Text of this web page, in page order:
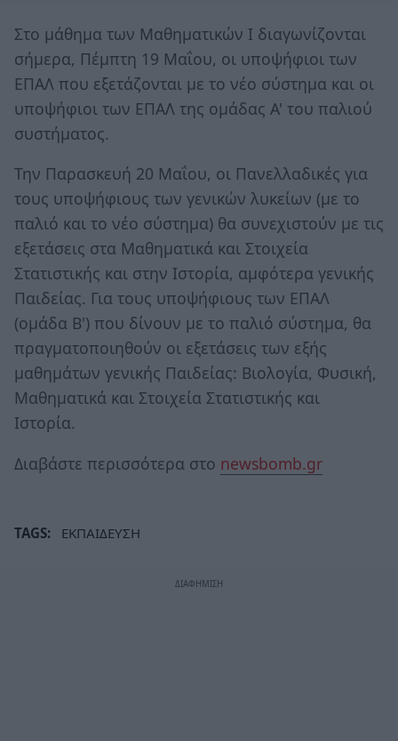
Στο μάθημα των Μαθηματικών Ι διαγωνίζονται
σήμερα, Πέμπτη 19 Μαΐου, οι υποψήφιοι των
ΕΠΑΛ που εξετάζονται με το νέο σύστημα και οι
υποψήφιοι των ΕΠΑΛ της ομάδας Α' του παλιού
συστήματος.
Την Παρασκευή 20 Μαΐου, οι Πανελλαδικές για
τους υποψήφιους των γενικών λυκείων (με το
παλιό και το νέο σύστημα) θα συνεχιστούν με τις
εξετάσεις στα Μαθηματικά και Στοιχεία
Στατιστικής και στην Ιστορία, αμφότερα γενικής
Παιδείας. Για τους υποψήφιους των ΕΠΑΛ
(ομάδα Β') που δίνουν με το παλιό σύστημα, θα
πραγματοποιηθούν οι εξετάσεις των εξής
μαθημάτων γενικής Παιδείας: Βιολογία, Φυσική,
Μαθηματικά και Στοιχεία Στατιστικής και
Ιστορία.
Διαβάστε περισσότερα στο newsbomb.gr
TAGS: ΕΚΠΑΙΔΕΥΣΗ